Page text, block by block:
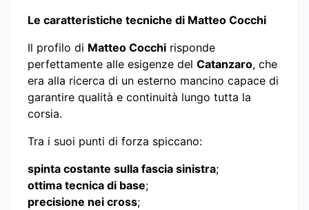
Le caratteristiche tecniche di Matteo Cocchi
Il profilo di Matteo Cocchi risponde
perfettamente alle esigenze del Catanzaro, che
era alla ricerca di un esterno mancino capace di
garantire qualità e continuità lungo tutta la
corsia.
Tra i suoi punti di forza spiccano:
spinta costante sulla fascia sinistra;
ottima tecnica di base;
precisione nei cross;